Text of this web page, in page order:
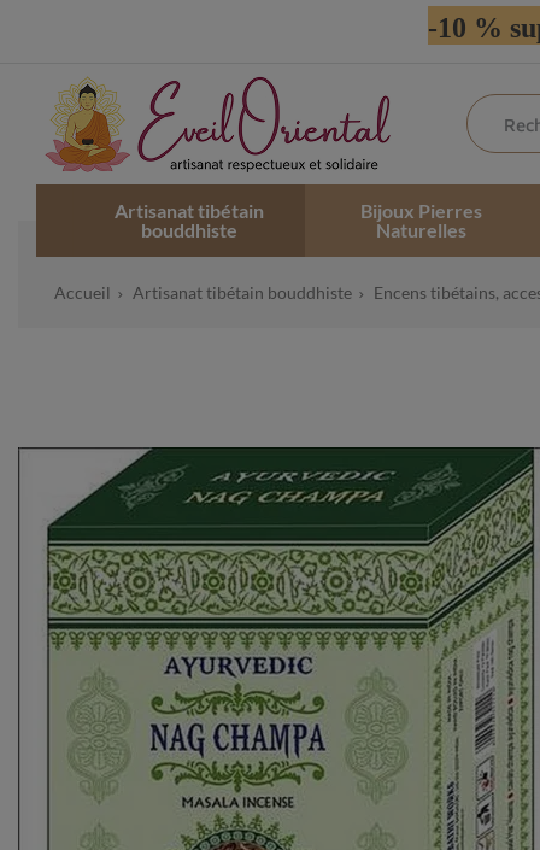
-10 %
Artisanat tibétain
bouddhiste
Bijoux Pierres
Naturelles
Accueil Artisanat tibétain bouddhiste Encens tibétains,